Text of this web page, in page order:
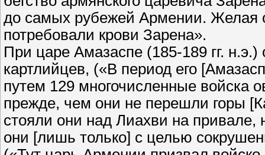
до самых рубежей Армении. Желая
потребовали крови Зарена».
При царе Амазаспе (185-189 гг.
картлийцев, («В период его
путем 129 многочисленные войска
прежде, чем они не перешли горы
стояли они над Лиахви на привале,
они [лишь только] с целью